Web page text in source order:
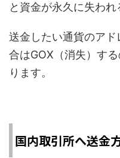
と資金が永久に失われ
送金したい通貨のア
合はGOX（消失）す
ります。
国内取引所へ送金